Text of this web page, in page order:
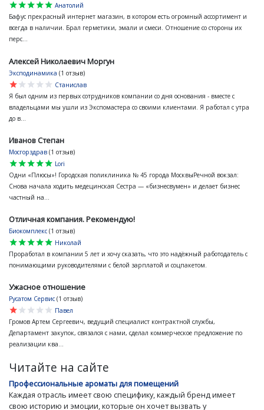
star
star
star
star
star
Анатолий
Бафус прекрасный интернет магазин, в котором есть огромный ассортимент и
всегда в наличии. Брал герметики, эмали и смеси. Отношение со стороны их
перс...
Алексей Николаевич Моргун
Эксподинамика (1 отзыв)
star
star
star
star
star
Станислав
Я был одним из первых сотрудников компании со дня основания - вместе с
владельцами мы ушли из Экспомастера со своими клиентами. Я работал с утра
до в...
Иванов Степан
Мосгорздрав (1 отзыв)
star
star
star
star
star
Lori
Одни «Плюсы»! Городская поликлиника № 45 города МосквыРечной вокзал:
Снова начала ходить медецинская Сестра — «бизнесвумен» и делает бизнес
частный на...
Отличная компания. Рекомендую!
Биокомплекс (1 отзыв)
star
star
star
star
star
Николай
Проработал в компании 5 лет и хочу сказать, что это надёжный работодатель с
понимающими руководителями с белой зарплатой и соцпакетом.
Ужасное отношение
Русатом Сервис (1 отзыв)
star
star
star
star
star
Павел
Громов Артем Сергеевич, ведущий специалист контрактной службы,
Департамент закупок, связался с нами, сделал коммерческое предложение по
реализации ква...
Читайте на сайте
Профессиональные ароматы для помещений
Каждая отрасль имеет свою специфику, каждый бренд имеет
свою историю и эмоции, которые он хочет вызвать у